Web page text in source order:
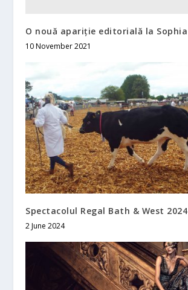
O nouă apariție editorială la Sophia
10 November 2021
Spectacolul Regal Bath & West 2024
2 June 2024